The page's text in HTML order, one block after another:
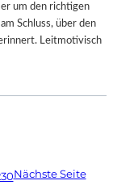
um den richtigen
Schluss, über den
Leitmotivisch
Nächste Seite